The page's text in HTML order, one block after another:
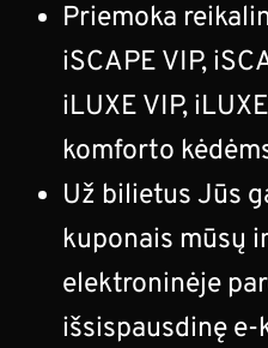
Priemoka
iSCAPE VIP,
iLUXE VIP,
komforto
Už bilietus Jūs
kuponais mūsų
elektroninėje
išsispausdinę